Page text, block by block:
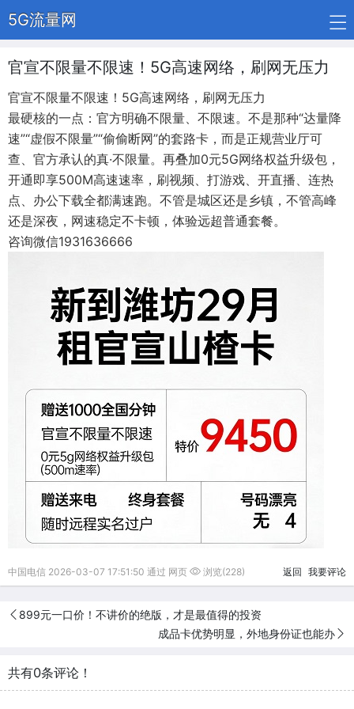
5G流量网
官宣不限量不限速！5G高速网络，刷网无压力
官宣不限量不限速！5G高速网络，刷网无压力
最硬核的一点：官方明确不限量、不限速。不是那种“达量降
速”“虚假不限量”“偷偷断网”的套路卡，而是正规营业厅可
查、官方承认的真·不限量。再叠加0元5G网络权益升级包，
开通即享500M高速速率，刷视频、打游戏、开直播、连热
点、办公下载全都满速跑。不管是城区还是乡镇，不管高峰
还是深夜，网速稳定不卡顿，体验远超普通套餐。
咨询微信1931636666
中国电信 2026-03-07 17:51:50 通过 网页 浏览(228) 返回 我要评论
899元一口价！不讲价的绝版，才是最值得的投资
成品卡优势明显，外地身份证也能办
共有0条评论！